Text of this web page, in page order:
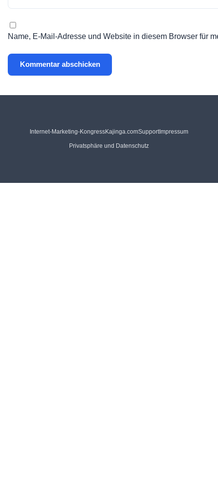
Name, E-Mail-Adresse und Website in diesem Browser für
Internet-Marketing-KongressKajinga.comSupportImpressum
Privatsphäre und Datenschutz